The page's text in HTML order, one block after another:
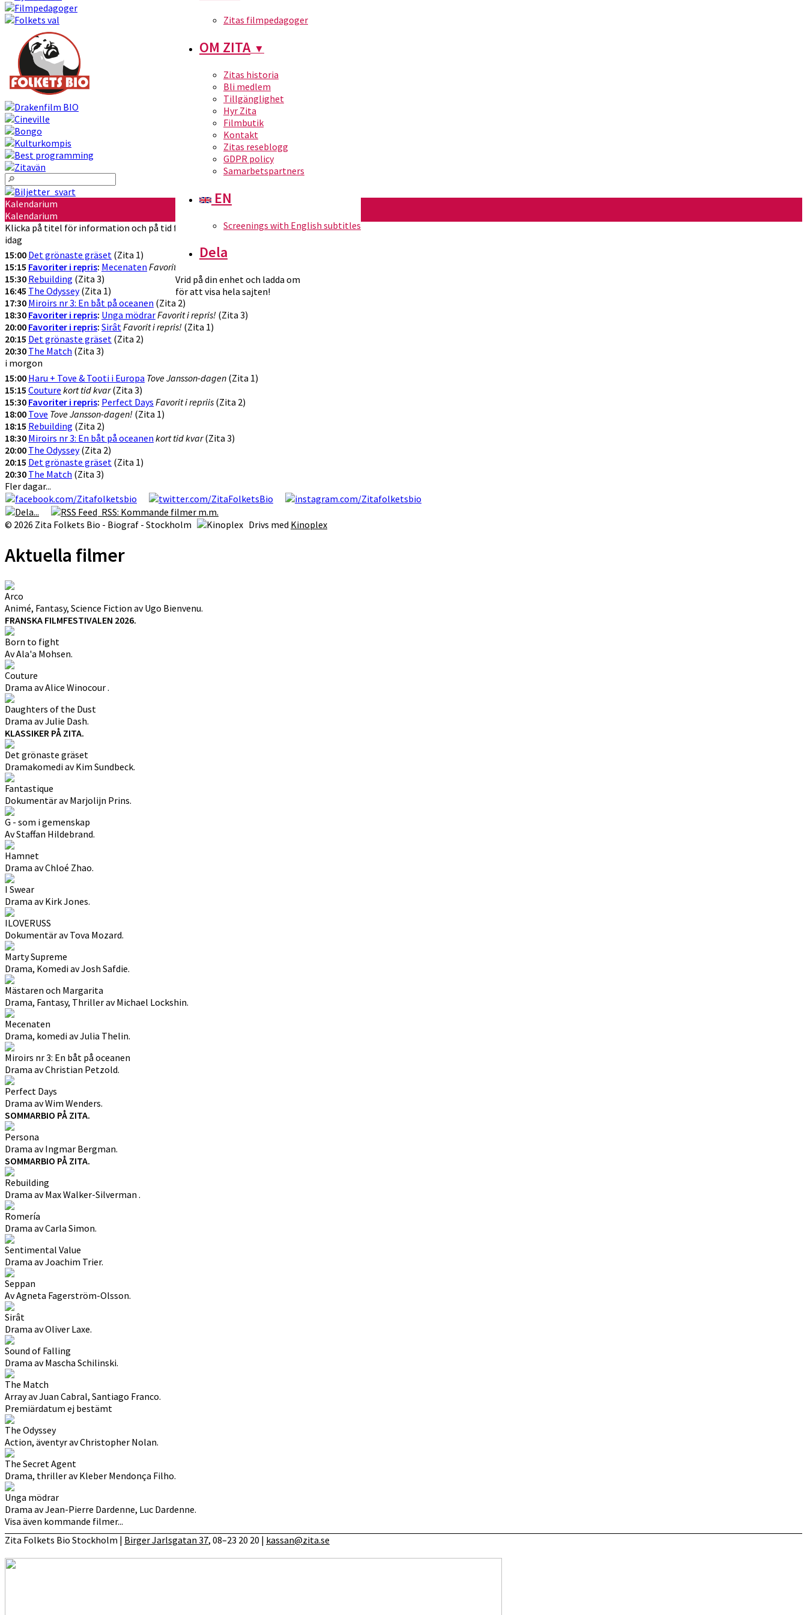
Zitas filmpedagoger
OM ZITA▼
Zitas historia
Bli medlem
Tillgänglighet
Hyr Zita
Filmbutik
Kontakt
Zitas reseblogg
GDPR policy
Samarbetspartners
EN
Screenings with English subtitles
Dela
Vrid på din enhet och ladda om
för att visa hela sajten!
Kalendarium
Kalendarium
Klicka på titel för information och på tid för att köpa biljetter
idag
15:00 Det grönaste gräset (Zita 1)
15:15 Favoriter i repris: Mecenaten Favorit i repris!
15:30 Rebuilding (Zita 3)
16:45 The Odyssey(Zita 1)
17:30 Miroirs nr 3: En båt på oceanen (Zita 2)
18:30 Favoriter i repris: Unga mödrarFavorit i repris! (Zita 3)
20:00 Favoriter i repris: Sirât Favorit i repris! (Zita 1)
20:15 Det grönaste gräset (Zita 2)
20:30 The Match (Zita 3)
i morgon
15:00 Haru + Tove & Tooti i Europa Tove Jansson-dagen (Zita 1)
15:15 Couture kort tid kvar(Zita 3)
15:30 Favoriter i repris: Perfect Days Favorit i repriis (Zita 2)
18:00 Tove Tove Jansson-dagen! (Zita 1)
18:15 Rebuilding (Zita 2)
18:30 Miroirs nr 3: En båt på oceanen kort tid kvar(Zita 3)
20:00 The Odyssey(Zita 2)
20:15 Det grönaste gräset (Zita 1)
20:30 The Match (Zita 3)
Fler dagar...
RSS: Kommande filmer m.m.
© 2026 Zita Folkets Bio - Biograf - Stockholm
Drivs med Kinoplex
Aktuella filmer
Arco
Animé, Fantasy, Science Fiction av Ugo Bienvenu.
FRANSKA FILMFESTIVALEN 2026.
Born to fight
Av Ala'a Mohsen.
Couture
Drama av Alice Winocour .
Daughters of the Dust
Drama av Julie Dash.
KLASSIKER PÅ ZITA.
Det grönaste gräset
Dramakomedi av Kim Sundbeck.
Fantastique
Dokumentär av Marjolijn Prins.
G - som i gemenskap
Av Staffan Hildebrand.
Hamnet
Drama av Chloé Zhao.
I Swear
Drama av Kirk Jones.
ILOVERUSS
Dokumentär av Tova Mozard.
Marty Supreme
Drama, Komedi av Josh Safdie.
Mästaren och Margarita
Drama, Fantasy, Thriller av Michael Lockshin.
Mecenaten
Drama, komedi av Julia Thelin.
Miroirs nr 3: En båt på oceanen
Drama av Christian Petzold.
Perfect Days
Drama av Wim Wenders.
SOMMARBIO PÅ ZITA.
Persona
Drama av Ingmar Bergman.
SOMMARBIO PÅ ZITA.
Rebuilding
Drama av Max Walker-Silverman .
Romería
Drama av Carla Simon.
Sentimental Value
Drama av Joachim Trier.
Seppan
Av Agneta Fagerström-Olsson.
Sirât
Drama av Oliver Laxe.
Sound of Falling
Drama av Mascha Schilinski.
The Match
Array av Juan Cabral, Santiago Franco.
Premiärdatum ej bestämt
The Odyssey
Action, äventyr av Christopher Nolan.
The Secret Agent
Drama, thriller av Kleber Mendonça Filho.
Unga mödrar
Drama av Jean-Pierre Dardenne, Luc Dardenne.
Visa även kommande filmer...
Zita Folkets Bio Stockholm | Birger Jarlsgatan 37, 08–23 20 20 | kassan@zita.se